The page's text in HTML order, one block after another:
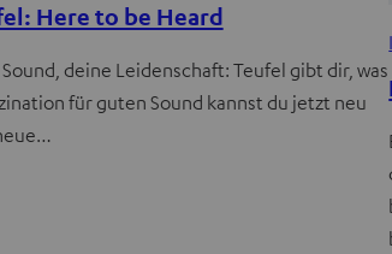
Here to be Heard
deine Leidenschaft: Teufel gibt dir, was
für guten Sound kannst du jetzt neu